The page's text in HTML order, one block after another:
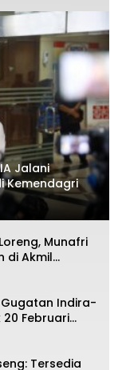
Jalani
Kemendagri
Munafri
di Akmil
Gugatan Indira-
Februari
Tersedia